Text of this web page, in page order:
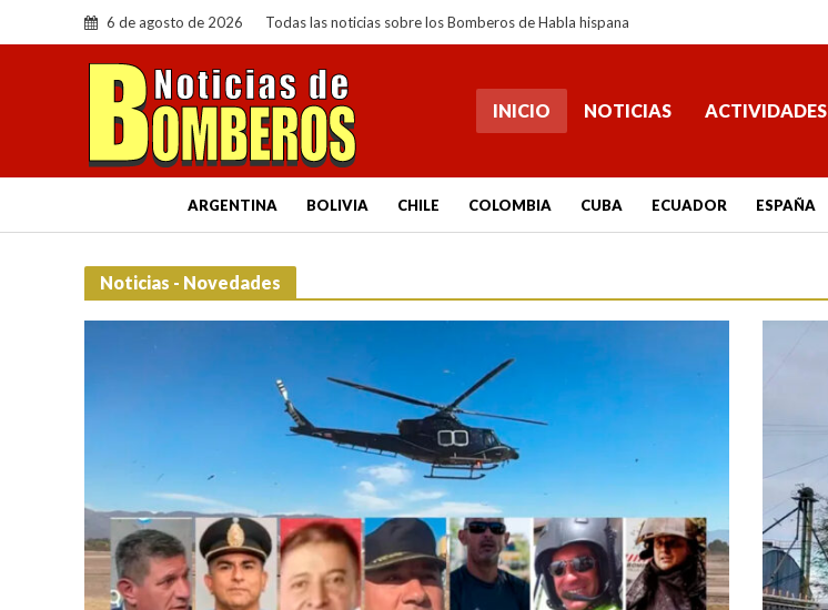
6 de agosto de 2026 Todas las noticias sobre los Bomberos de Habla hispana
INICIO NOTICIAS ACTIVIDADES
ARGENTINA BOLIVIA CHILE COLOMBIA CUBA ECUADOR ESPAÑA
Noticias - Novedades